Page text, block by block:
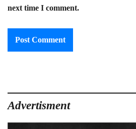
next time I comment.
Advertisment